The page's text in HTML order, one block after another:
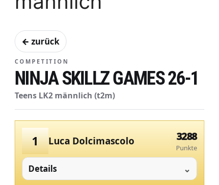
← zurück
COMPETITION
NINJA SKILLZ GAMES 26-1
Teens LK2 männlich (t2m)
1 Luca Dolcimascolo 3288
Punkte
Details